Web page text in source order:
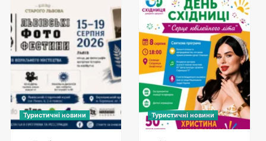
Туристичні новини Туристичні новини